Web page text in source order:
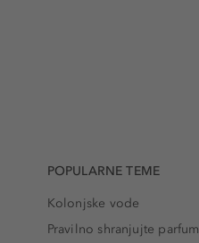
POPULARNE TEME
Kolonjske vode
Pravilno shranjujte parfum